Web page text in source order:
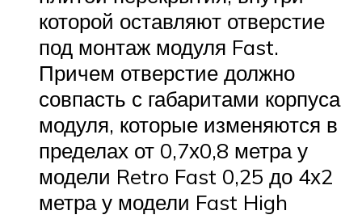
которой оставляют отверстие
под монтаж модуля Fast.
Причем отверстие должно
совпасть с габаритами корпуса
модуля, которые изменяются в
пределах от 0,7х0,8 метра у
модели Retro Fast 0,25 до 4х2
метра у модели Fast High